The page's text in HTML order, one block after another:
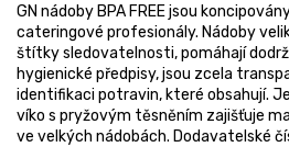
GN nádoby BPA FREE jsou
cateringové profesionály. Nádoby
štítky sledovatelnosti, pomáhají
hygienické předpisy, jsou zcela
identifikaci potravin, které obsahují.
víko s pryžovým těsněním zajišťuje
ve velkých nádobách. Dodavatelské